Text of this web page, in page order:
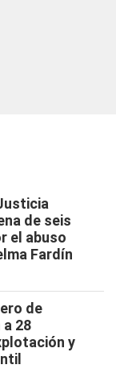
de seis
el abuso
Fardín
de
28
y